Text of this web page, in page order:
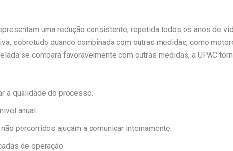
uma redução consistente, repetida todos os anos de
sobretudo quando combinada com outras medidas, como
se compara favoravelmente com outras medidas, a UPAC
a qualidade do processo.
anual.
percorridos ajudam a comunicar internamente.
de operação.